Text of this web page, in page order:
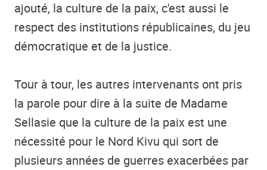
ajouté, la culture de la paix, c'est aussi le
respect des institutions républicaines, du jeu
démocratique et de la justice.
Tour à tour, les autres intervenants ont pris
la parole pour dire à la suite de Madame
Sellasie que la culture de la paix est une
nécessité pour le Nord Kivu qui sort de
plusieurs années de guerres exacerbées par